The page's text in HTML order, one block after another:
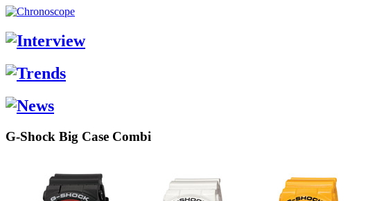
G-Shock Big Case Combi